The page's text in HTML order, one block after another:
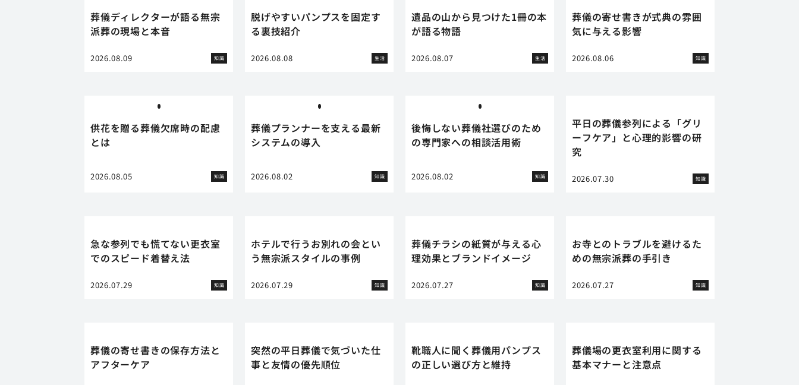
葬儀ディレクターが語る無宗
派葬の現場と本音
2026.08.09 知識
脱げやすいパンプスを固定す
る裏技紹介
2026.08.08 生活
遺品の山から見つけた1冊の本
が語る物語
2026.08.07 生活
葬儀の寄せ書きが式典の雰囲
気に与える影響
2026.08.06 知識
供花を贈る葬儀欠席時の配慮
とは
2026.08.05 知識
葬儀プランナーを支える最新
システムの導入
2026.08.02 知識
後悔しない葬儀社選びのため
の専門家への相談活用術
2026.08.02 知識
平日の葬儀参列による「グリ
ーフケア」と心理的影響の研
究
2026.07.30 知識
急な参列でも慌てない更衣室
でのスピード着替え法
2026.07.29 知識
ホテルで行うお別れの会とい
う無宗派スタイルの事例
2026.07.29 知識
葬儀チラシの紙質が与える心
理効果とブランドイメージ
2026.07.27 知識
お寺とのトラブルを避けるた
めの無宗派葬の手引き
2026.07.27 知識
葬儀の寄せ書きの保存方法と
アフターケア
突然の平日葬儀で気づいた仕
事と友情の優先順位
靴職人に聞く葬儀用パンプス
の正しい選び方と維持
葬儀場の更衣室利用に関する
基本マナーと注意点